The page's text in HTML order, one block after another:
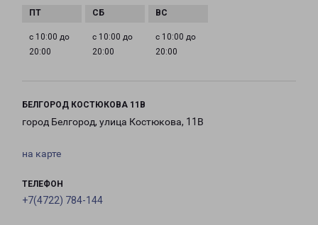
с 10:00 до
20:00
с 10:00 до
20:00
с 10:00 до
20:00
БЕЛГОРОД КОСТЮКОВА 11В
город Белгород, улица Костюкова, 11В
на карте
ТЕЛЕФОН
+7(4722) 784-144